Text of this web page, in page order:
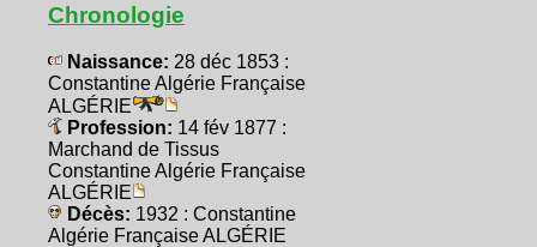
Chronologie
Naissance: 28 déc 1853 :
Constantine Algérie Française
ALGÉRIE
Profession: 14 fév 1877 :
Marchand de Tissus
Constantine Algérie Française
ALGÉRIE
Décès: 1932 : Constantine
Algérie Française ALGÉRIE